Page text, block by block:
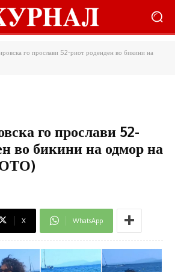
го прослави 52-риот роденден во бикини на
го прослави 52-
во бикини на одмор на
X WhatsApp